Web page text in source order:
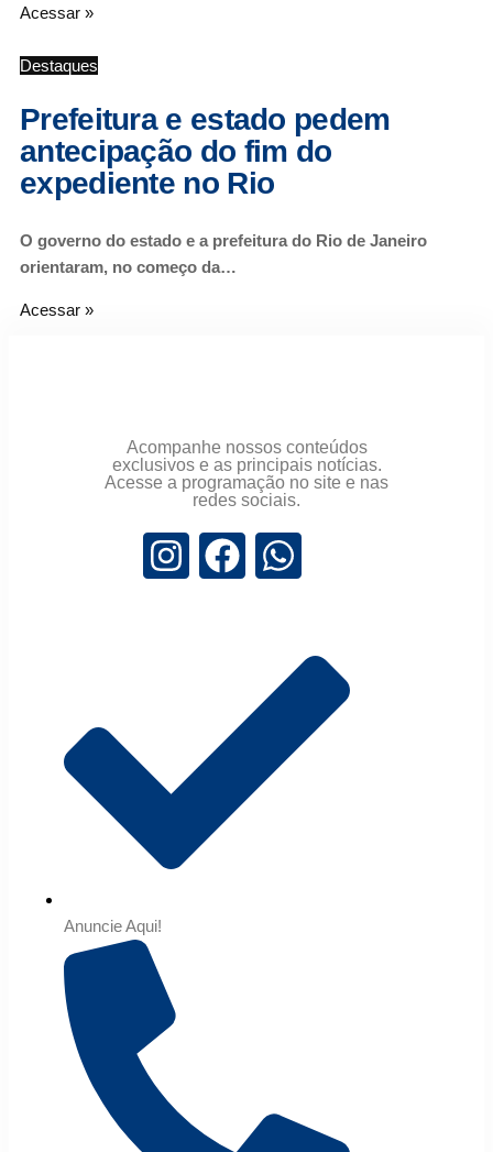
Acessar »
Destaques
Prefeitura e estado pedem
antecipação do fim do
expediente no Rio
O governo do estado e a prefeitura do Rio de Janeiro
orientaram, no começo da…
Acessar »
Acompanhe nossos conteúdos
exclusivos e as principais notícias.
Acesse a programação no site e nas
redes sociais.
Anuncie Aqui!